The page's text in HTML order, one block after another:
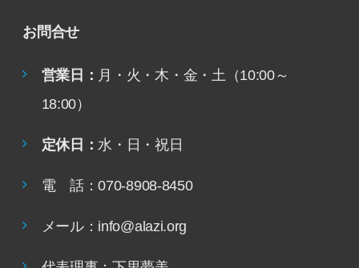
お問合せ
営業日： 月・火・木・金・土（10:00～
18:00）
定休日：水・日・祝日
電 話：070-8908-8450
メール：info@alazi.org